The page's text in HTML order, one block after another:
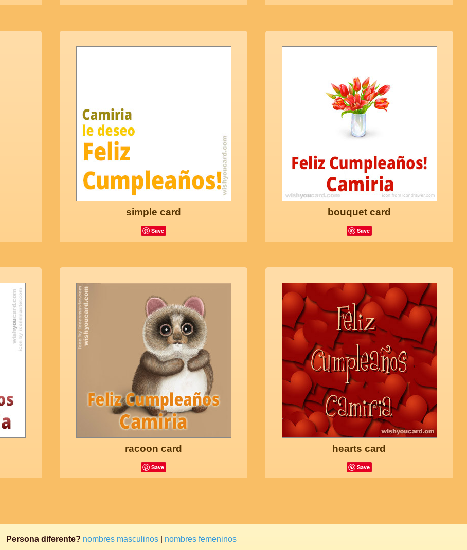
simple card
Save
bouquet card
Save
racoon card
Save
hearts card
Save
Persona diferente? nombres masculinos nombres femeninos